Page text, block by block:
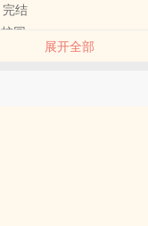
结
园
告诉室友自己有梦游症，
吃的零食竟是他的……
展开全部